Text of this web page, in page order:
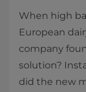
When high
European
company
solution?
did the new